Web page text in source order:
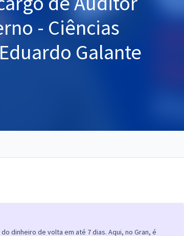
- Ciências
Galante
dinheiro de volta em até 7 dias. Aqui, no Gran, é